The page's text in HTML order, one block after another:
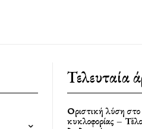
Τελευταία
Οριστική λύση
κυκλοφορίας –